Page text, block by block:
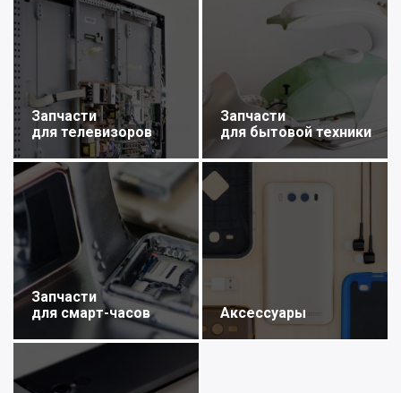
Запчасти
для телевизоров
Запчасти
для бытовой техники
Запчасти
для смарт-часов
Аксессуары